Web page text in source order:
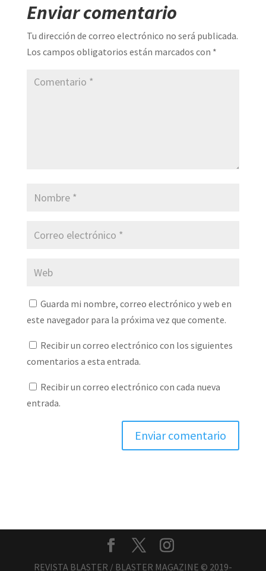
Enviar comentario
Tu dirección de correo electrónico no será publicada.
Los campos obligatorios están marcados con *
Guarda mi nombre, correo electrónico y web en
este navegador para la próxima vez que comente.
Recibir un correo electrónico con los siguientes
comentarios a esta entrada.
Recibir un correo electrónico con cada nueva
entrada.
REVISTA BLASTER / BLASTER MAGAZINE © 2019-